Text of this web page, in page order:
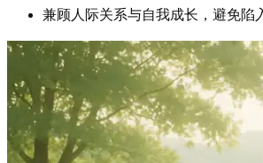
兼顾人际关系与自我成长，避免陷